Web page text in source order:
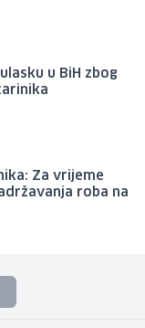
u BiH zbog
Za vrijeme
roba na